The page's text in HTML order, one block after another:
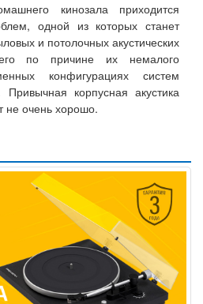
кинозала приходится
одной из которых станет
и потолочных акустических
по причине их немалого
конфигурациях систем
корпусная акустика
не очень хорошо.